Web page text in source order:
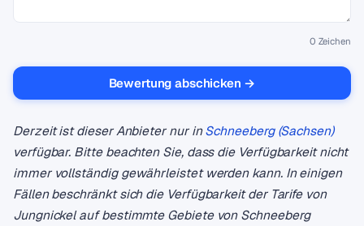
0 Zeichen
Bewertung abschicken →
Derzeit ist dieser Anbieter nur inSchneeberg (Sachsen)
verfügbar. Bitte beachten Sie, dass die Verfügbarkeit nicht
immer vollständig gewährleistet werden kann. In einigen
Fällen beschränkt sich die Verfügbarkeit der Tarife von
Jungnickel auf bestimmte Gebiete von Schneeberg